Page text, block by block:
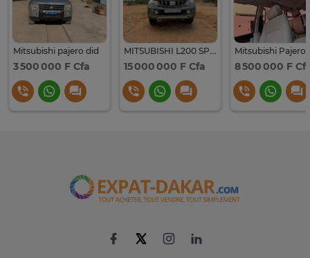
Mitsubishi pajero did
3 500 000 F Cfa
MITSUBISHI L200 SPORTERO DID
15 000 000 F Cfa 8 500 000 F